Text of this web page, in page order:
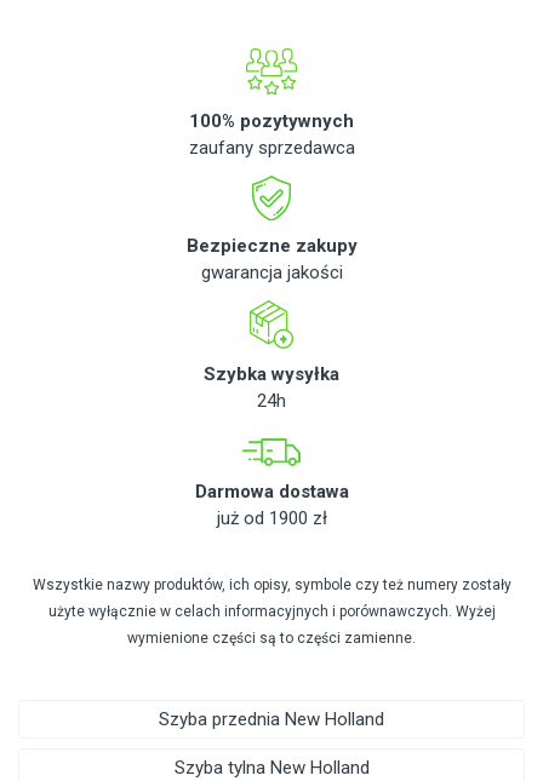
100% pozytywnych
zaufany sprzedawca
Bezpieczne zakupy
gwarancja jakości
Szybka wysyłka
24h
Darmowa dostawa
już od 1900 zł
Wszystkie nazwy produktów, ich opisy, symbole czy też numery zostały
użyte wyłącznie w celach informacyjnych i porównawczych. Wyżej
wymienione części są to części zamienne.
Szyba przednia New Holland
Szyba tylna New Holland